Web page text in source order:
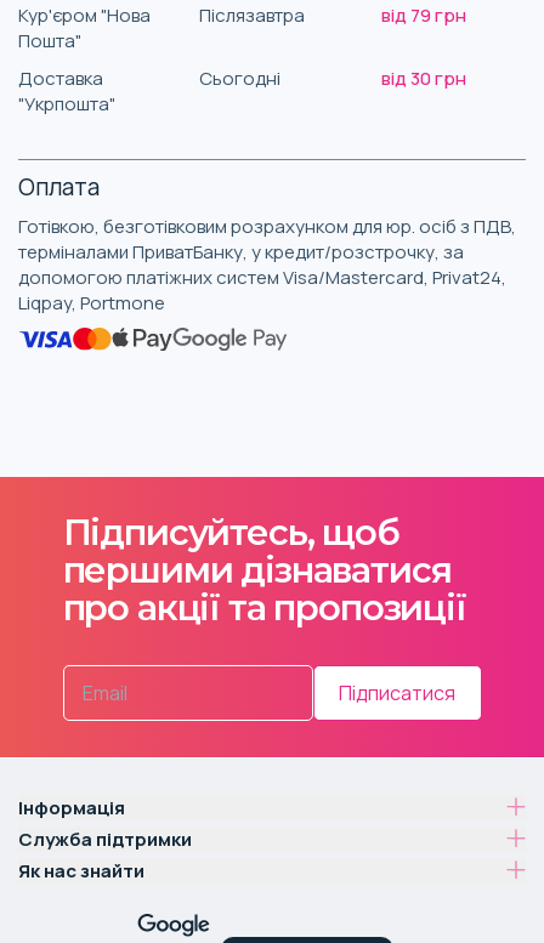
Кур'єром "Нова
Пошта"
Післязавтра від 79 грн
Доставка
"Укрпошта"
Сьогодні від 30 грн
Оплата
Готівкою, безготівковим розрахунком для юр. осіб з ПДВ,
терміналами ПриватБанку, у кредит/розстрочку, за
допомогою платіжних систем Visa/Mastercard, Privat24,
Liqpay, Portmone
Підписуйтесь, щоб
першими дізнаватися
про акції та пропозиції
Підписатися
Інформація
Служба підтримки
Як нас знайти